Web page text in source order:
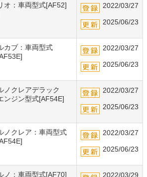
オ：車両型式[AF52]
2022/03/27
2025/06/23
カブ：車両型式
2022/03/27
2025/06/23
ノクレアデラック
ンジン型式[AF54E]
2022/03/27
2025/06/23
ノクレア：車両型式
2022/03/27
2025/06/23
ノ：車両型式[AF70]
2022/03/29